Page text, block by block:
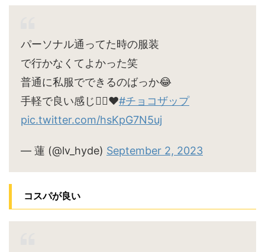
パーソナル通ってた時の服装
で行かなくてよかった笑
普通に私服でできるのばっか😂
手軽で良い感じ🙆‍♀️♥#チョコザップ
pic.twitter.com/hsKpG7N5uj
— 蓮 (@lv_hyde) September 2, 2023
コスパが良い